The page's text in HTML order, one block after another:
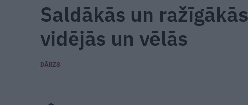
Saldākās un ražīgākās
vidējās un vēlās
DĀRZS